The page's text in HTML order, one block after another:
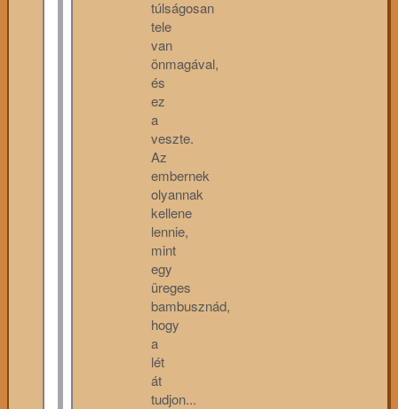
túlságosan
tele
van
önmagával,
és
ez
a
veszte.
Az
embernek
olyannak
kellene
lennie,
mint
egy
üreges
bambusznád,
hogy
a
lét
át
tudjon...